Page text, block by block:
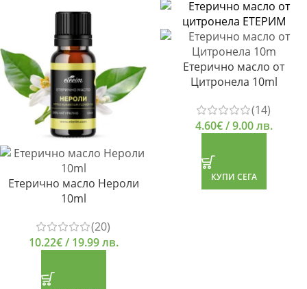
Етерично масло Нероли
10ml
(20)
10.22€/ 19.99 лв.
Етерично масло от
Цитронела 10ml
(14)
4.60€/ 9.00 лв.
КУПИ СЕГА